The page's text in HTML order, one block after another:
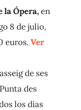
la Ópera,en
8 de julio,
euros. Ver
de ses
des
los días